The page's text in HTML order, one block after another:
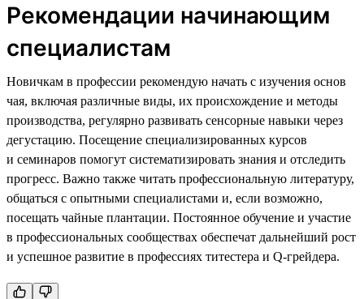
Рекомендации начинающим
специалистам
Новичкам в профессии рекомендую начать с изучения основ
чая, включая различные виды, их происхождение и методы
производства, регулярно развивать сенсорные навыки через
дегустацию. Посещение специализированных курсов
и семинаров помогут систематизировать знания и отследить
прогресс. Важно также читать профессиональную литературу,
общаться с опытными специалистами и, если возможно,
посещать чайные плантации. Постоянное обучение и участие
в профессиональных сообществах обеспечат дальнейший рост
и успешное развитие в профессиях титестера и Q-грейдера.